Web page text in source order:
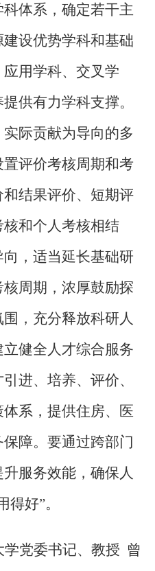
体系，确定若干主
设优势学科和基础
用学科、交叉学
供有力学科支撑。
际贡献为导向的多
评价考核周期和考
结果评价、短期评
和个人考核相结
，适当延长基础研
周期，浓厚鼓励探
，充分释放科研人
健全人才综合服务
进、培养、评价、
系，提供住房、医
障。要通过跨部门
服务效能，确保人
好”。
党委书记、教授 曾